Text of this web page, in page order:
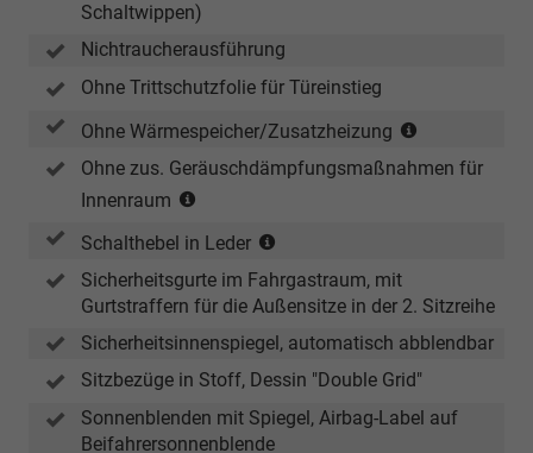
Schaltwippen)
Nichtraucherausführung
Ohne Trittschutzfolie für Türeinstieg
Ohne Wärmespeicher/Zusatzheizung
Verbindung
Ohne zus. Geräuschdämpfungsmaßnahmen für
Innenraum
Verbindung
mit
TSI
eHybrid)
Schalthebel in Leder
Sicherheitsgurte im Fahrgastraum, mit
Gurtstraffern für die Außensitze in der 2. Sitzreihe
Sicherheitsinnenspiegel, automatisch abblendbar
Sitzbezüge in Stoff, Dessin "Double Grid"
Sonnenblenden mit Spiegel, Airbag-Label auf
Beifahrersonnenblende